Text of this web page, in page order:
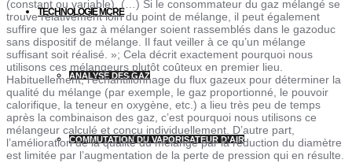
TECHNOLOGIE MCRE
ANALYSE DES GAZ
COMMUTATION DU VAPORISATEUR D’AIR
(constant ou variable). (…) Si le consommateur du gaz mélangé se
trouve relativement loin du point de mélange, il peut également
suffire que les gaz à mélanger soient rassemblés dans le gazoduc
sans dispositif de mélange. Il faut veiller à ce qu’un mélange
suffisant soit réalisé. »; Cela décrit exactement pourquoi nous
utilisons ces mélangeurs plutôt coûteux en premier lieu.
Habituellement, l’échantillonnage du flux gazeux pour déterminer la
qualité du mélange (par exemple, le gaz proportionné, le pouvoir
calorifique, la teneur en oxygène, etc.) a lieu très peu de temps
après la combinaison des gaz, c’est pourquoi nous utilisons ce
mélangeur calculé et conçu individuellement. D’autre part,
l’amélioration de la qualité du mélange par la réduction du diamètre
est limitée par l’augmentation de la perte de pression qui en résulte.